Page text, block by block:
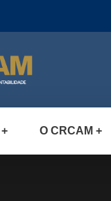
O CRCAM